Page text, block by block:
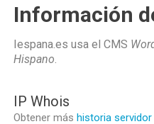
Información
Iespana.es usa el CMS
Hispano.
IP Whois
Obtener más historia servidor